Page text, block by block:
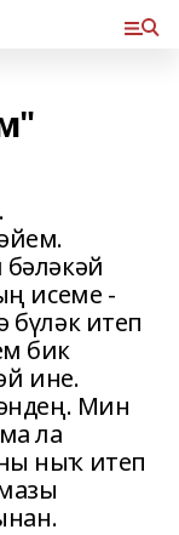
исеме -
бүләк итеп
бик
ине.
Мин
ла
ныҡ итеп